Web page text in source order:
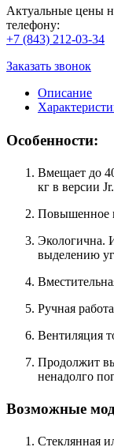
Актуальные цены
телефону:
+7 (843) 212-03-34
Заказать звонок
Описание
Особенности:
Вмещает до
кг в версии Jr.
Повышенное
Экологична.
выделению
Ручная
Вентиляция
Продолжит
ненадолго
Возможные
Стеклянная